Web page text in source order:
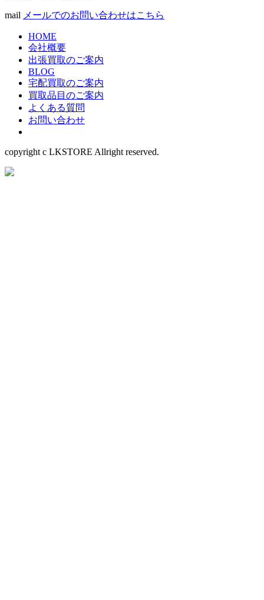
mail メールでのお問い合わせはこちら
HOME
会社概要
出張買取のご案内
BLOG
宅配買取のご案内
買取品目のご案内
よくある質問
お問い合わせ
copyright c LKSTORE Allright reserved.